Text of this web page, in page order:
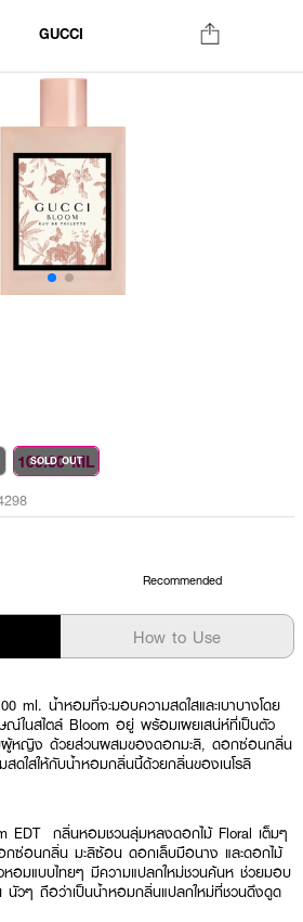
GUCCI
100.00 ML
SOLD OUT
Recommended
How to Use
ml. น้ำหอมที่จะมอบความสดใสและเบาบางโดย
ณ์ในสไตล์ Bloom อยู่ พร้อมเผยเสน่ห์ที่เป็นตัว
ผู้หญิง ด้วยส่วนผสมของดอกมะลิ, ดอกซ่อนกลิ่น
สดใสให้กับน้ำหอมกลิ่นนี้ด้วยกลิ่นของเนโรลิ
EDT กลิ่นหอมชวนลุ่มหลงดอกไม้ Floral เต็มๆ
ซ่อนกลิ่น มะลิซ้อน ดอกเล็บมือนาง และดอกไม้
อมแบบไทยๆ มีความแปลกใหม่ชวนค้นห ช่วยมอบ
วๆ ถือว่าเป็นน้ำหอมกลิ่นแปลกใหม่ที่ชวนดึงดูด